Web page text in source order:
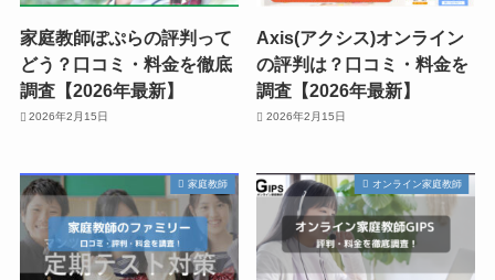
家庭教師ぽぷらの評判って
どう？口コミ・料金を徹底
調査【2026年最新】
2026年2月15日
Axis(アクシス)オンライン
の評判は？口コミ・料金を
調査【2026年最新】
2026年2月15日
家庭教師 オンライン家庭教師